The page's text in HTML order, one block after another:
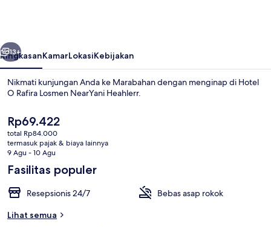
Heahlerr
Berikutnya
13+
RingkasanKamarLokasiKebijakan
Nikmati kunjungan Anda ke Marabahan dengan menginap di Hotel
O Rafira Losmen NearYani Heahlerr.
Harga
saat
ini
Rp69.422
Rp69.422
total Rp84.000
termasuk pajak & biaya lainnya
9 Agu - 10 Agu
Fasilitas populer
Resepsionis 24/7
Bebas asap rokok
Lihat semua